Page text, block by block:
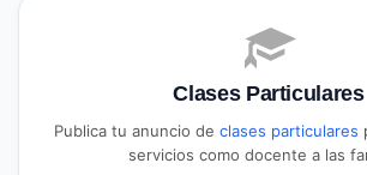
Clases Particulares
Publica tu anuncio de clases particulares
servicios como docente a las